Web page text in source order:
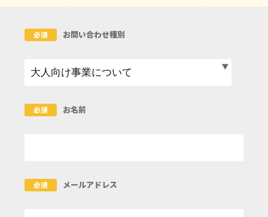
必須 お問い合わせ種別
必須 お名前
必須 メールアドレス